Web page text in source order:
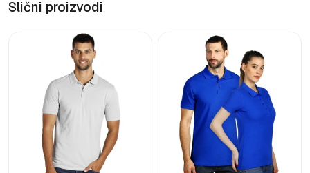
Slični proizvodi